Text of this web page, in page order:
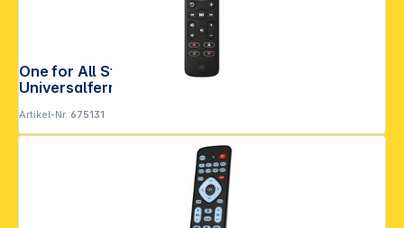
One for All Streaming Remote
Artikel-Nr.:675131